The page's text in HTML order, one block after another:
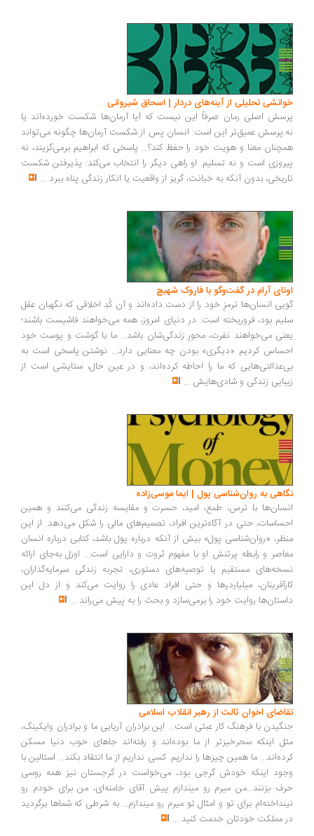
تحلیلی از آینه‌های دردار | اسحاق شیروانی
اصلی رمان صرفاً این نیست که آیا آرمان‌ها شکست خورده‌اند یا
عمیق‌تر این است: انسان پس از شکست آرمان‌ها چگونه می‌تواند
معنا و هویت خود را حفظ کند؟... پاسخی که ابراهیم برمی‌گزیند، نه
است و نه تسلیم. او راهی دیگر را انتخاب می‌کند: پذیرفتن شکست
بدون آنکه به خیانت، گریز از واقعیت یا انکار زندگی پناه ببرد...
آرام در گفت‌وگو با فاروک شهیچ‭
انسان‌ها ترمزِ خود را از دست داده‌اند و آن کُدِ اخلاقی که نگهبان عقل
بود، فروریخته است. در دنیای امروز، همه می‌خواهند فاشیست باشند؛
می‌خواهند نفرت، محورِ زندگی‌شان باشد... ما با گوشت و پوست خود
کردیم «دیگری» بودن چه معنایی دارد... نوشتن پاسخی است به
که ما را احاطه کرده‌اند، و در عین حال، ستایشی است از
زندگی و شادی‌هایش...
به روان‌شناسی پول | ایما موسی‌زاده
با ترس، طمع، امید، حسرت و مقایسه زندگی می‌کنند و همین
حتی در آگاه‌ترین افراد، تصمیم‌های مالی را شکل می‌دهد. از این
«روان‌شناسی پول» بیش از آنکه درباره پول باشد، کتابی درباره انسان
و رابطه پرتنش او با مفهوم ثروت و دارایی است... اوزل به‌جای ارائه
مستقیم یا توصیه‌های دستوری، تجربه زندگی سرمایه‌گذاران،
میلیاردرها و حتی افراد عادی را روایت می‌کند و از دل این
روایت خود را برمی‌سازد و بحث را به پیش می‌راند ...
اخوان ثالث از رهبر انقلاب اسلامی
با فرهنگ کار عبثی است... این برادران آریایی ما و برادران وایکینگ،
اینکه سحرخیزتر از ما بوده‌اند و رفته‌اند جاهای خوب دنیا مسکن
ما همین چیزها را نداریم. کسی نداریم از ما انتقاد بکند... استالین با
اینکه خودش گرجی بود، می‌خواست در گرجستان نیز همه روسی
بزنند...من میرم رو میندازم پیش آقای خامنه‌ای، من برای خودم رو
برای تو و امثال تو میرم رو میندازم... به شرطی که شماها برگردید
مملکت خودتان خدمت کنید...